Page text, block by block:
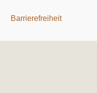
Barrierefreiheit